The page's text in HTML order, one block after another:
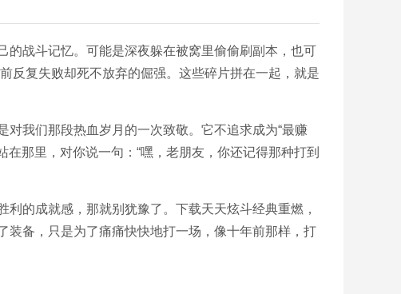
的战斗记忆。可能是深夜躲在被窝里偷偷刷副本，也可
反复失败却死不放弃的倔强。这些碎片拼在一起，就是
我们那段热血岁月的一次致敬。它不追求成为“最赚
在那里，对你说一句：“嘿，老朋友，你还记得那种打到
的成就感，那就别犹豫了。下载天天炫斗经典重燃，
装备，只是为了痛痛快快地打一场，像十年前那样，打